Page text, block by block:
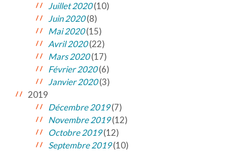
Juillet 2020(10)
Juin 2020(8)
Mai 2020(15)
Avril 2020(22)
Mars 2020(17)
Février 2020(6)
Janvier 2020(3)
2019
Décembre 2019(7)
Novembre 2019(12)
Octobre 2019(12)
Septembre 2019(10)